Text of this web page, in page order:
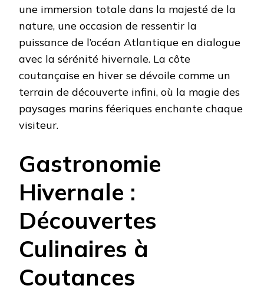
une immersion totale dans la majesté de la
nature, une occasion de ressentir la
puissance de l’océan Atlantique en dialogue
avec la sérénité hivernale. La côte
coutançaise en hiver se dévoile comme un
terrain de découverte infini, où la magie des
paysages marins féeriques enchante chaque
visiteur.
Gastronomie
Hivernale :
Découvertes
Culinaires à
Coutances